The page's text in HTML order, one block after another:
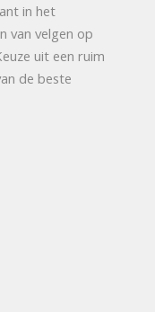
in het
van velgen op
uit een ruim
de beste